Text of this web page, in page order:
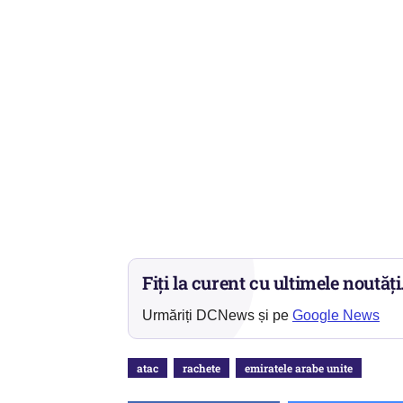
Fiți la curent cu ultimele
Urmăriți DCNews și pe Google News
atac rachete emiratele arabe unite